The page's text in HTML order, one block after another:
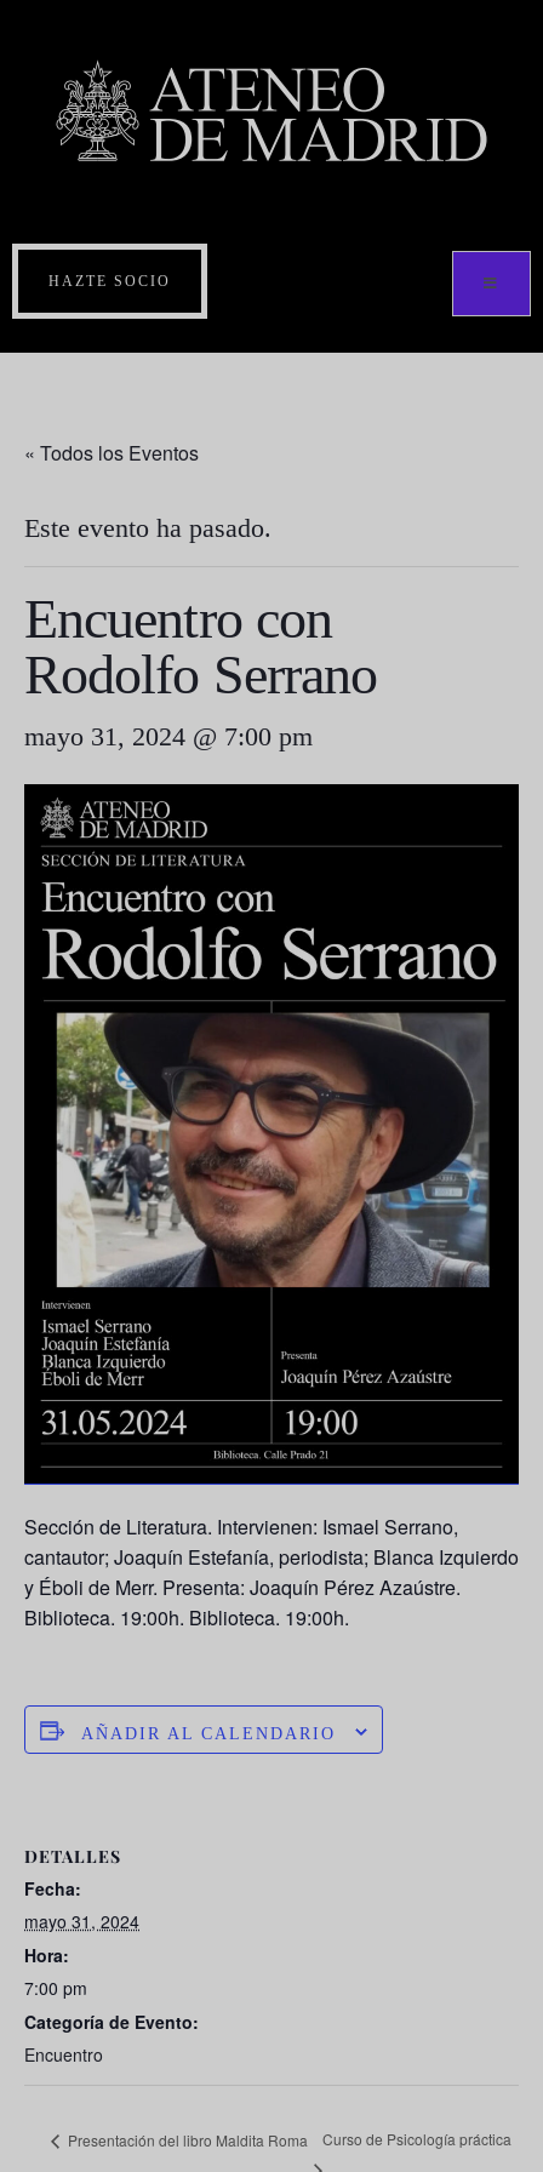
HAZTE SOCIO
« Todos los Eventos
Este evento ha pasado.
Encuentro con
Rodolfo Serrano
mayo 31, 2024 @ 7:00 pm
Sección de Literatura. Intervienen: Ismael Serrano,
cantautor; Joaquín Estefanía, periodista; Blanca Izquierdo
y Éboli de Merr. Presenta: Joaquín Pérez Azaústre.
Biblioteca. 19:00h. Biblioteca. 19:00h.
AÑADIR AL CALENDARIO
DETALLES
Fecha:
mayo 31, 2024
Hora:
7:00 pm
Categoría de Evento:
Encuentro
Presentación del libro Maldita Roma Curso de Psicología práctica